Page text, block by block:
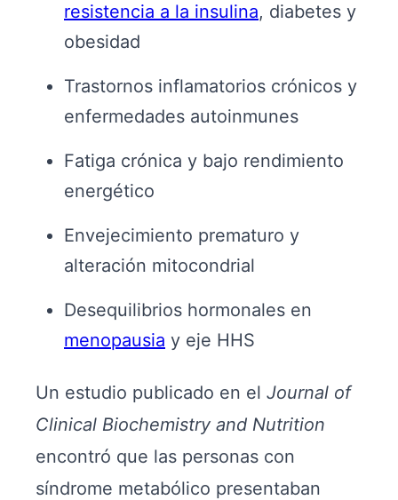
resistencia a la insulina, diabetes y
obesidad
Trastornos inflamatorios crónicos y
enfermedades autoinmunes
Fatiga crónica y bajo rendimiento
energético
Envejecimiento prematuro y
alteración mitocondrial
Desequilibrios hormonales en
menopausia y eje HHS
Un estudio publicado en el Journal of
Clinical Biochemistry and Nutrition
encontró que las personas con
síndrome metabólico presentaban